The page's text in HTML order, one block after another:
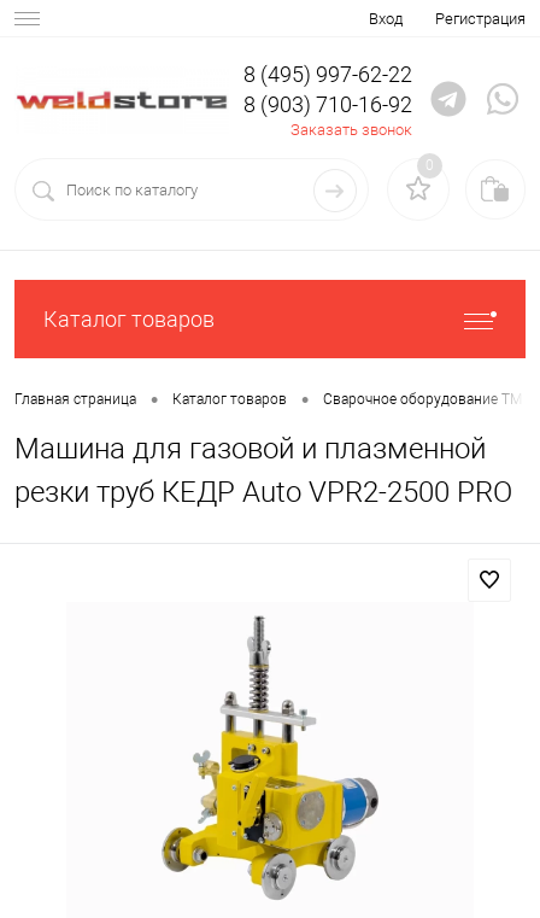
Вход Регистрация
8 (495) 997-62-22
8 (903) 710-16-92
Заказать звонок
0
Каталог товаров
Главная страница • Каталог товаров • Сварочное оборудование ТМ
Машина для газовой и плазменной
резки труб КЕДР Auto VPR2-2500 PRO